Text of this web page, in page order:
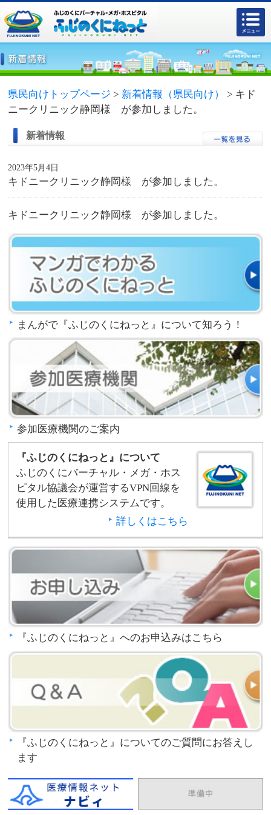
県民向けトップページ > 新着情報（県民向け） > キド
ニークリニック静岡様 が参加しました。
新着情報
2023年5月4日
キドニークリニック静岡様 が参加しました。
キドニークリニック静岡様 が参加しました。
『ふじのくにねっと』について
ふじのくにバーチャル・メガ・ホス
ピタル協議会が運営するVPN回線を
使用した医療連携システムです。
詳しくはこちら
まんがで『ふじのくにねっと』について知ろう！
参加医療機関のご案内
『ふじのくにねっと』へのお申込みはこちら
『ふじのくにねっと』についてのご質問にお答えし
ます